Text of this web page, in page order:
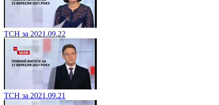
ТСН за 2021.09.22
ТСН за 2021.09.21